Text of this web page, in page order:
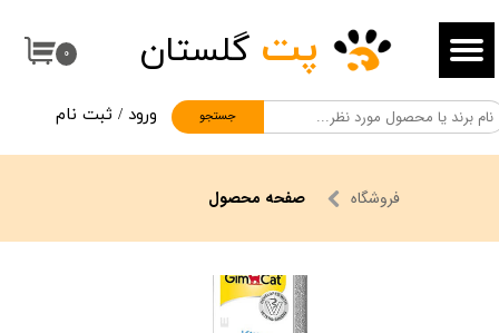
۰
جستجو
پت گلستان
ورود / ثبت نام
حساب کاربری من
تغییر گذر واژه
سفارشات
خروج از حساب کاربری
فروشگاه صفحه محصول